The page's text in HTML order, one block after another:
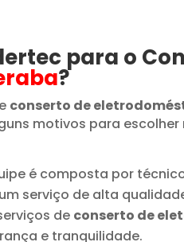
para o
?
conserto de
motivos para escolher
é composta por
serviço de alta
de conserto de
e tranquilidade.